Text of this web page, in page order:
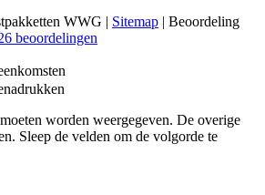
WWG | Sitemap | Beoordeling
beoordelingen
worden weergegeven. De overige
Sleep de velden om de volgorde te